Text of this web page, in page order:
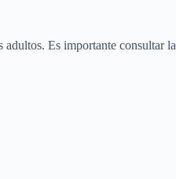
adultos. Es importante consultar la